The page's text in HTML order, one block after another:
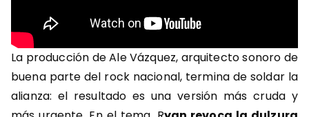
La producción de Ale Vázquez, arquitecto sonoro de
buena parte del rock nacional, termina de soldar la
alianza: el resultado es una versión más cruda y